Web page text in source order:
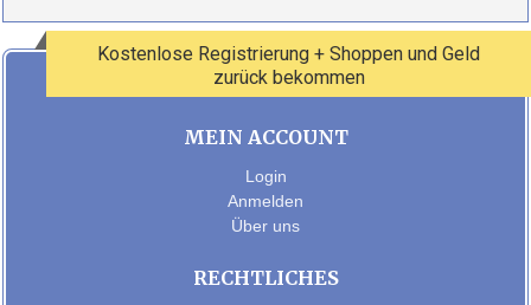
Kostenlose Registrierung + Shoppen und Geld
zurück bekommen
MEIN ACCOUNT
Login
Anmelden
Über uns
RECHTLICHES